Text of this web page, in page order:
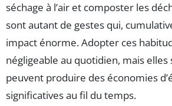
séchage à l’air et composter les
sont autant de gestes qui,
impact énorme. Adopter ces
négligeable au quotidien, mais elles
peuvent produire des économies
significatives au fil du temps.